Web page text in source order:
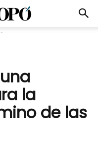
la
de las